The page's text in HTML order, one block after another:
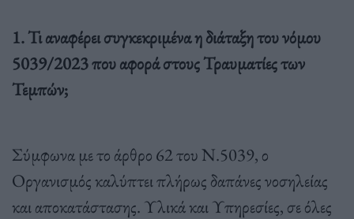
1. Τι αναφέρει συγκεκριμένα η διάταξη του νόμου
5039/2023 που αφορά στους Τραυματίες των
Τεμπών;
Σύμφωνα με το άρθρο 62 του Ν.5039, ο
Οργανισμός καλύπτει πλήρως δαπάνες νοσηλείας
και αποκατάστασης. Υλικά και Υπηρεσίες, σε όλες